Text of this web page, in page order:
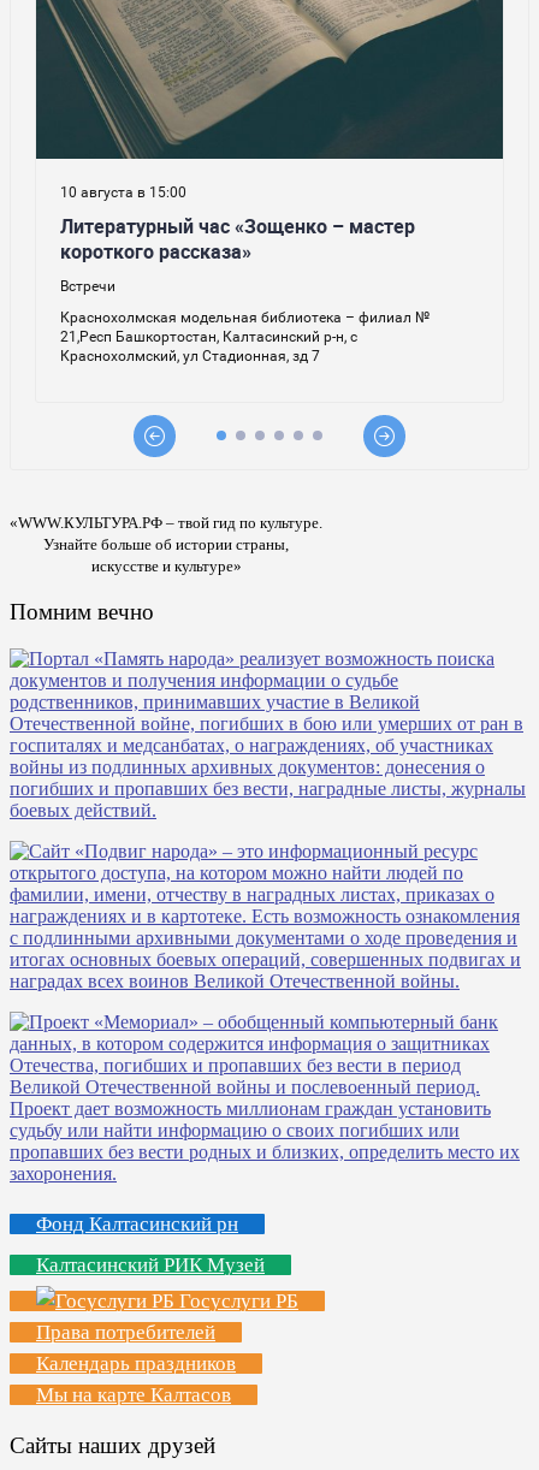
«WWW.КУЛЬТУРА.РФ – твой гид по культуре.
Узнайте больше об истории страны,
искусстве и культуре»
Помним вечно
Фонд Калтасинский рн
Калтасинский РИК Музей
Госуслуги РБ
Права потребителей
Календарь праздников
Мы на карте Калтасов
Сайты наших друзей